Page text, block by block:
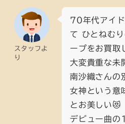
スタッフよ
り
70年代アイ
て ひとねむ
ープをお買取
大変貴重な未
南沙織さんの
女神という意
とお美しい😻
デビュー曲の